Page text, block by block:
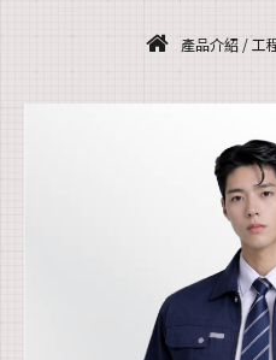
產品介紹 / 工